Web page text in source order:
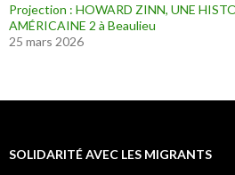
Projection : HOWARD ZINN, UNE
AMÉRICAINE 2 à Beaulieu
25 mars 2026
SOLIDARITÉ AVEC LES MIGRANTS